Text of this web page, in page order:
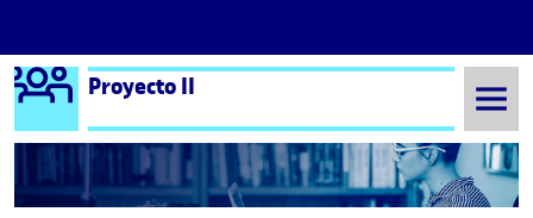
Saltar al contenido
Logo Ágora
Proyecto II